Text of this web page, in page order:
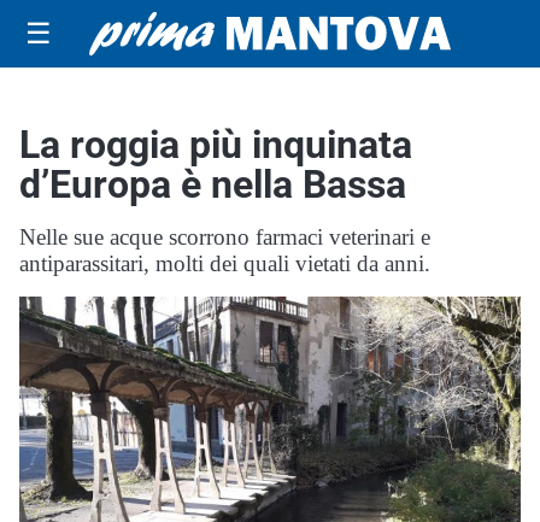
☰
La roggia più inquinata
d’Europa è nella Bassa
Nelle sue acque scorrono farmaci veterinari e
antiparassitari, molti dei quali vietati da anni.